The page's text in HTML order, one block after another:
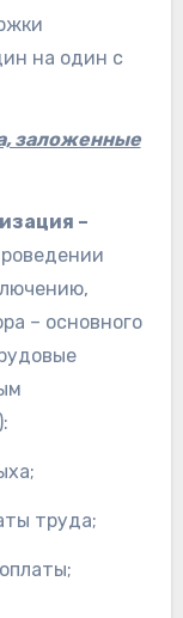
на один с
заложенные
–
– основного
труда;